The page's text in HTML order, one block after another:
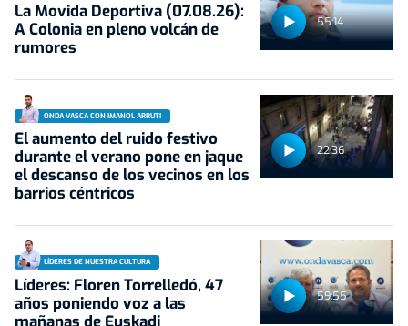
55:14
La Movida Deportiva (07.08.26):
A Colonia en pleno volcán de
rumores
22:36
ONDA VASCA CON IMANOL ARRUTI
El aumento del ruido festivo
durante el verano pone en jaque
el descanso de los vecinos en los
barrios céntricos
59:55
LÍDERES DE NUESTRA CULTURA
Líderes: Floren Torrelledó, 47
años poniendo voz a las
mañanas de Euskadi